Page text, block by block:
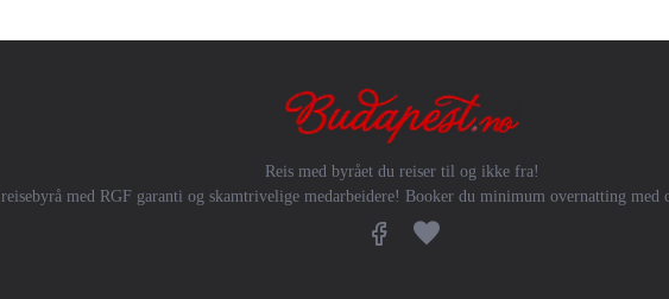
Reis med byrået du reiser til og ikke fra!
med RGF garanti og skamtrivelige medarbeidere! Booker du minimum overnatting